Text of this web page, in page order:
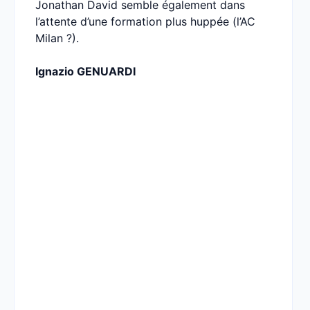
Jonathan David semble également dans
l’attente d’une formation plus huppée (l’AC
Milan ?).
Ignazio GENUARDI